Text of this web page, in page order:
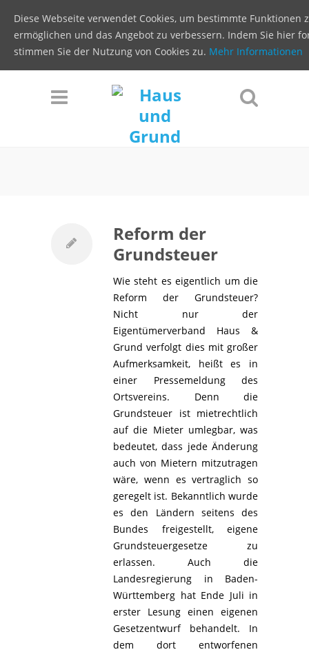
Reform der
Grundsteuer
Wie steht es eigentlich um die
Reform der Grundsteuer?
Nicht nur der
Eigentümerverband Haus &
Grund verfolgt dies mit großer
Aufmerksamkeit, heißt es in
einer Pressemeldung des
Ortsvereins. Denn die
Grundsteuer ist mietrechtlich
auf die Mieter umlegbar, was
bedeutet, dass jede Änderung
auch von Mietern mitzutragen
wäre, wenn es vertraglich so
geregelt ist. Bekanntlich wurde
es den Ländern seitens des
Bundes freigestellt, eigene
Grundsteuergesetze zu
erlassen. Auch die
Landesregierung in Baden-
Württemberg hat Ende Juli in
erster Lesung einen eigenen
Gesetzentwurf behandelt. In
dem dort entworfenen
Diese Webseite verwendet Cookies, um bestimmte Funktionen
ermöglichen und das Angebot zu verbessern. Indem Sie hier
stimmen Sie der Nutzung von Cookies zu. Mehr Informationen